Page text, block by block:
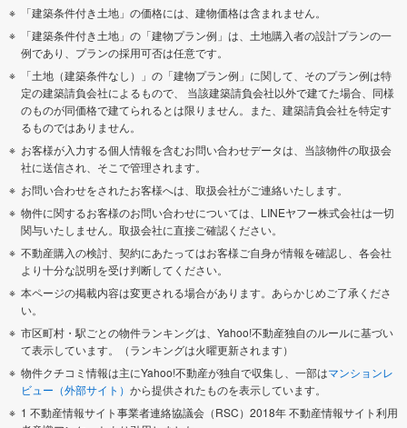
「建築条件付き土地」の価格には、建物価格は含まれません。
「建築条件付き土地」の「建物プラン例」は、土地購入者の設計プランの一
例であり、プランの採用可否は任意です。
「土地（建築条件なし）」の「建物プラン例」に関して、そのプラン例は特
定の建築請負会社によるもので、 当該建築請負会社以外で建てた場合、同様
のものが同価格で建てられるとは限りません。また、建築請負会社を特定す
るものではありません。
お客様が入力する個人情報を含むお問い合わせデータは、当該物件の取扱会
社に送信され、そこで管理されます。
お問い合わせをされたお客様へは、取扱会社がご連絡いたします。
物件に関するお客様のお問い合わせについては、LINEヤフー株式会社は一切
関与いたしません。取扱会社に直接ご確認ください。
不動産購入の検討、契約にあたってはお客様ご自身が情報を確認し、各会社
より十分な説明を受け判断してください。
本ページの掲載内容は変更される場合があります。あらかじめご了承くださ
い。
市区町村・駅ごとの物件ランキングは、Yahoo!不動産独自のルールに基づい
て表示しています。（ランキングは火曜更新されます）
物件クチコミ情報は主にYahoo!不動産が独自で収集し、一部はマンションレ
ビュー（外部サイト） から提供されたものを表示しています。
1 不動産情報サイト事業者連絡協議会（RSC）2018年 不動産情報サイト利用